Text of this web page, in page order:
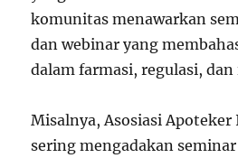
komunitas menawarkan
dan webinar yang
dalam farmasi, regulasi, dan
Misalnya, Asosiasi
sering mengadakan